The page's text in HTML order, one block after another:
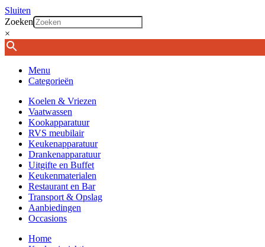
Sluiten
Zoeken
×
Menu
Categorieën
Koelen & Vriezen
Vaatwassen
Kookapparatuur
RVS meubilair
Keukenapparatuur
Drankenapparatuur
Uitgifte en Buffet
Keukenmaterialen
Restaurant en Bar
Transport & Opslag
Aanbiedingen
Occasions
Home